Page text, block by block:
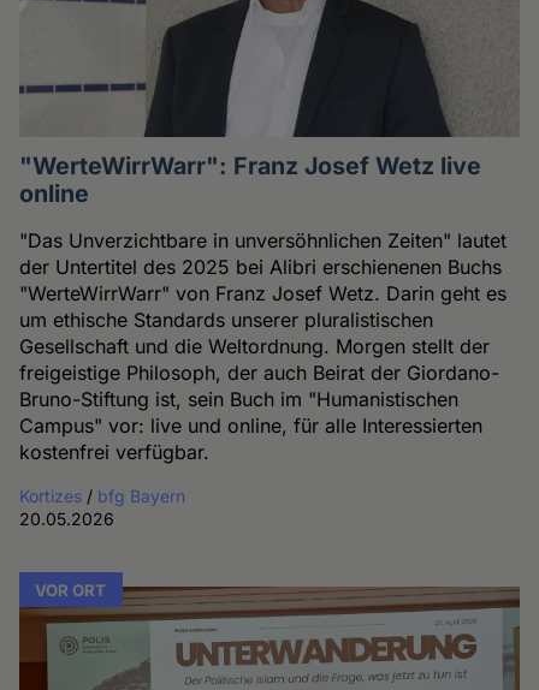
"WerteWirrWarr": Franz Josef Wetz live
online
"Das Unverzichtbare in unversöhnlichen Zeiten" lautet
der Untertitel des 2025 bei Alibri erschienenen Buchs
"WerteWirrWarr" von Franz Josef Wetz. Darin geht es
um ethische Standards unserer pluralistischen
Gesellschaft und die Weltordnung. Morgen stellt der
freigeistige Philosoph, der auch Beirat der Giordano-
Bruno-Stiftung ist, sein Buch im "Humanistischen
Campus" vor: live und online, für alle Interessierten
kostenfrei verfügbar.
Kortizes / bfg Bayern
20.05.2026
VOR ORT